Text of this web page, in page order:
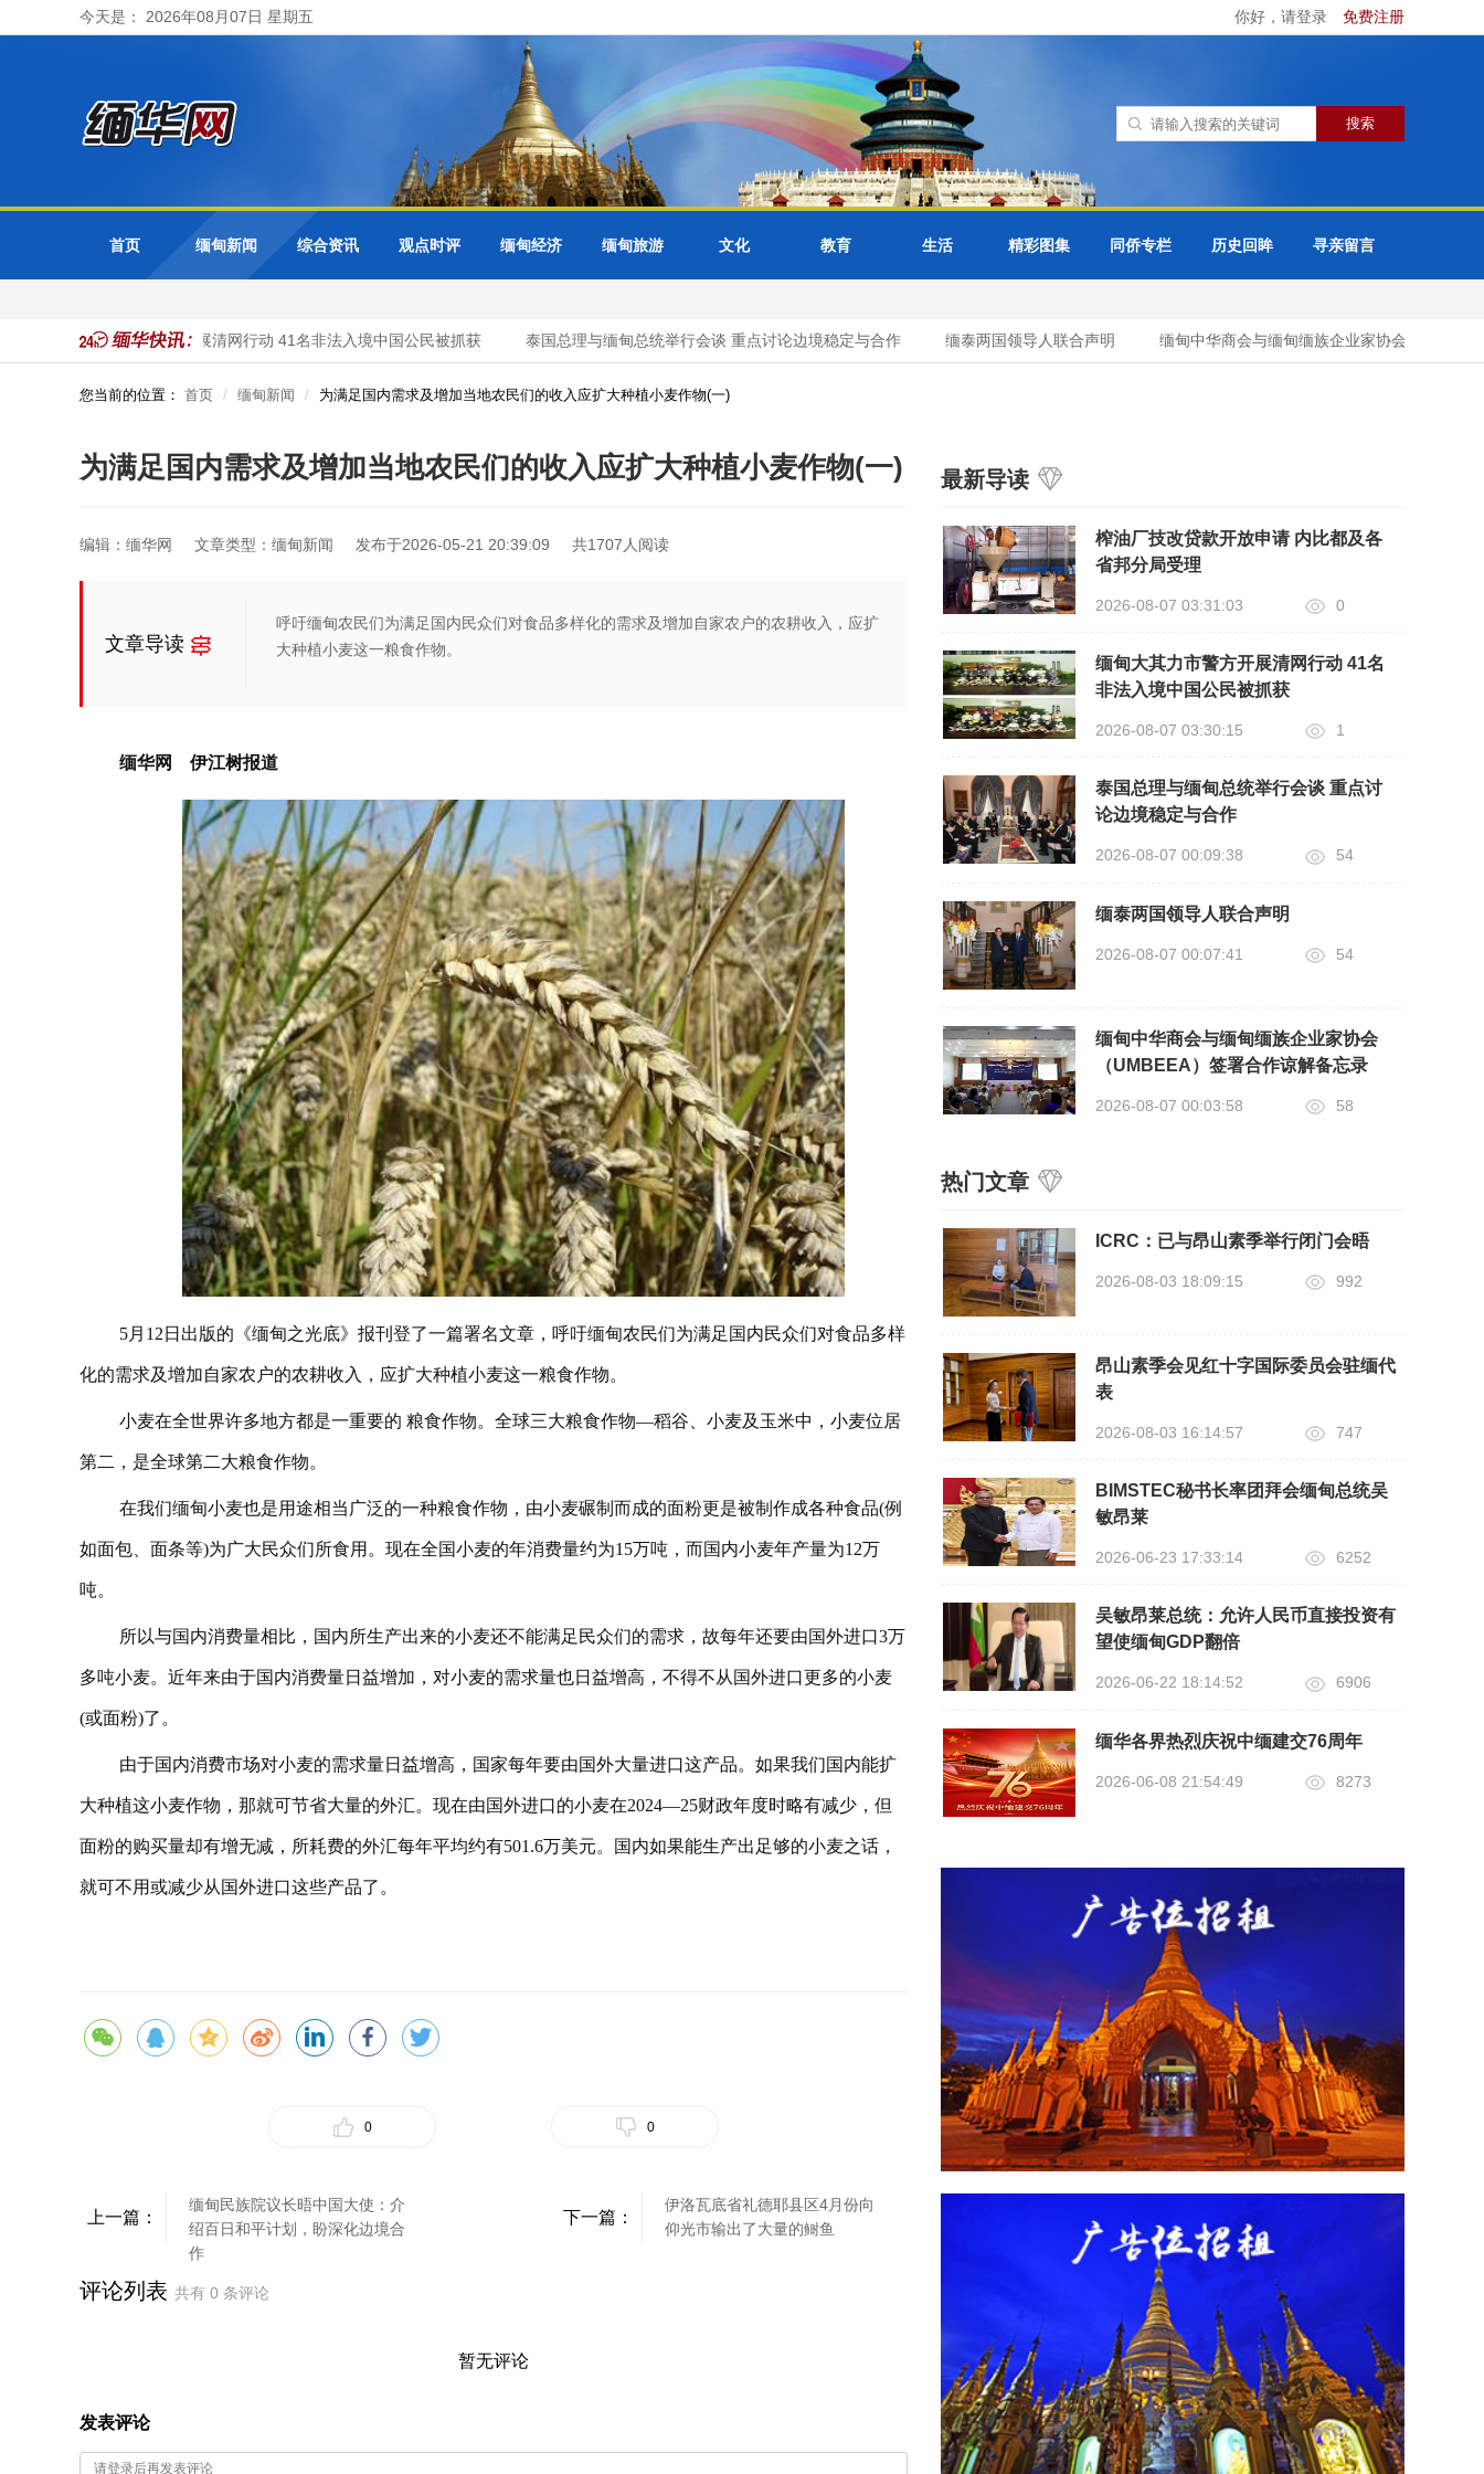
今天是： 2026年08月07日 星期五 你好，请登录 免费注册
首页 缅甸新闻 综合资讯 观点时评 缅甸经济 缅甸旅游 文化 教育 生活 精彩图集 同侨专栏 历史回眸 寻亲留言
缅甸大其力市警方开展清网行动 41名非法入境中国公民被抓获 泰国总理与缅甸总统举行会谈 重点讨论边境稳定与合作 缅泰两国领导人联合声明 缅甸中华商会与缅甸缅族企业家协会（UMBEEA
您当前的位置： 首页 缅甸新闻 为满足国内需求及增加当地农民们的收入应扩大种植小麦作物(一)
为满足国内需求及增加当地农民们的收入应扩大种植小麦作物(一)
编辑：缅华网 文章类型：缅甸新闻 发布于2026-05-21 20:39:09 共1707人阅读
文章导读
呼吁缅甸农民们为满足国内民众们对食品多样化的需求及增加自家农户的农耕收入，应扩
大种植小麦这一粮食作物。
缅华网 伊江树报道
5月12日出版的《缅甸之光底》报刊登了一篇署名文章，呼吁缅甸农民们为满足国内民众们对食品多样
化的需求及增加自家农户的农耕收入，应扩大种植小麦这一粮食作物。
小麦在全世界许多地方都是一重要的 粮食作物。全球三大粮食作物—稻谷、小麦及玉米中，小麦位居
第二，是全球第二大粮食作物。
在我们缅甸小麦也是用途相当广泛的一种粮食作物，由小麦碾制而成的面粉更是被制作成各种食品(例
如面包、面条等)为广大民众们所食用。现在全国小麦的年消费量约为15万吨，而国内小麦年产量为12万
吨。
所以与国内消费量相比，国内所生产出来的小麦还不能满足民众们的需求，故每年还要由国外进口3万
多吨小麦。近年来由于国内消费量日益增加，对小麦的需求量也日益增高，不得不从国外进口更多的小麦
(或面粉)了。
由于国内消费市场对小麦的需求量日益增高，国家每年要由国外大量进口这产品。如果我们国内能扩
大种植这小麦作物，那就可节省大量的外汇。现在由国外进口的小麦在2024—25财政年度时略有减少，但
面粉的购买量却有增无减，所耗费的外汇每年平均约有501.6万美元。国内如果能生产出足够的小麦之话，
就可不用或减少从国外进口这些产品了。
0 0
上一篇：
缅甸民族院议长晤中国大使：介
绍百日和平计划，盼深化边境合
作
下一篇：
伊洛瓦底省礼德耶县区4月份向
仰光市输出了大量的鲥鱼
评论列表 共有 0 条评论
暂无评论
发表评论
最新导读
榨油厂技改贷款开放申请 内比都及各
省邦分局受理
2026-08-07 03:31:03 0
缅甸大其力市警方开展清网行动 41名
非法入境中国公民被抓获
2026-08-07 03:30:15 1
泰国总理与缅甸总统举行会谈 重点讨
论边境稳定与合作
2026-08-07 00:09:38 54
缅泰两国领导人联合声明
2026-08-07 00:07:41 54
缅甸中华商会与缅甸缅族企业家协会
（UMBEEA）签署合作谅解备忘录
2026-08-07 00:03:58 58
热门文章
ICRC：已与昂山素季举行闭门会晤
2026-08-03 18:09:15 992
昂山素季会见红十字国际委员会驻缅代
表
2026-08-03 16:14:57 747
BIMSTEC秘书长率团拜会缅甸总统吴
敏昂莱
2026-06-23 17:33:14 6252
吴敏昂莱总统：允许人民币直接投资有
望使缅甸GDP翻倍
2026-06-22 18:14:52 6906
缅华各界热烈庆祝中缅建交76周年
2026-06-08 21:54:49 8273